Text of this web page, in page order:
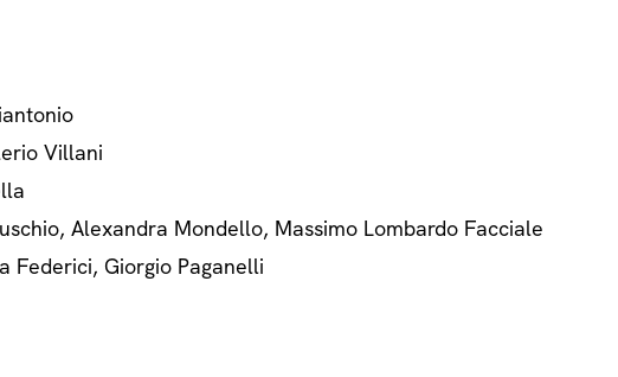
Villani
Alexandra Mondello, Massimo Lombardo Facciale
Federici, Giorgio Paganelli